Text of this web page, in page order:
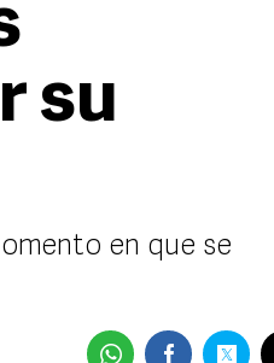
su
en que se